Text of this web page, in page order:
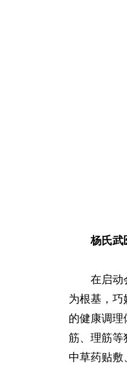
杨氏武医
在启动会
为根基，巧
的健康调
筋、理筋等
中草药贴敷